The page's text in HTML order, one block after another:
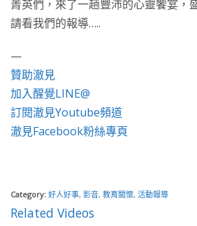
菁英們，來了一趟豐沛的心靈饗宴，
請看我們的報導…..
—
贊助澈見
加入醒覺LINE@
訂閱澈見Youtube頻道
澈見Facebook粉絲專頁
Category: 好人好事, 影音, 教育關懷, 活動報導
Related Videos